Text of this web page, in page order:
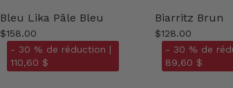
Bleu Lika Pâle Bleu
$158.00
- 30 % de réduction |
110,60 $
Biarritz Brun
$128.00
- 30 % de
89,60 $